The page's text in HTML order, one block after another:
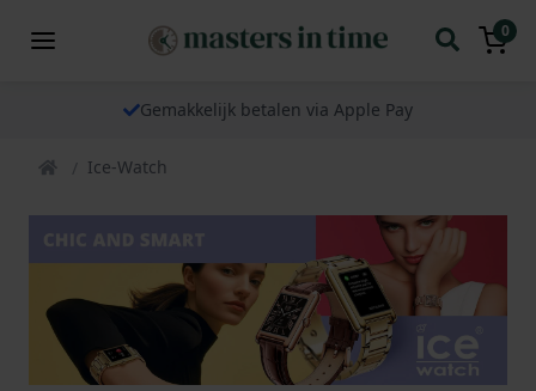
0
Gemakkelijk betalen via Apple Pay
Ice-Watch